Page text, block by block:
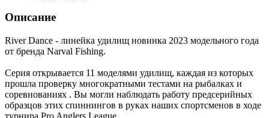
Описание
River Dance - линейка удилищ новинка 2023 модельного года
от бренда Narval Fishing.
Серия открывается 11 моделями удилищ, каждая из которых
прошла проверку многократными тестами на рыбалках и
соревнованиях . Вы могли наблюдать работу предсерийных
образцов этих спиннингов в руках наших спортсменов в ходе
турнира Pro Anglers League.